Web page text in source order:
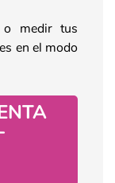
o medir tus
en el modo